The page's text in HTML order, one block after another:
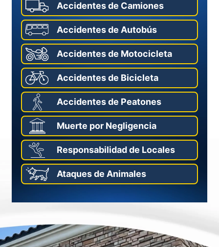
Accidentes de Camiones
Accidentes de Autobús
Accidentes de Motocicleta
Accidentes de Bicicleta
Accidentes de Peatones
Muerte por Negligencia
Responsabilidad de Locales
Ataques de Animales